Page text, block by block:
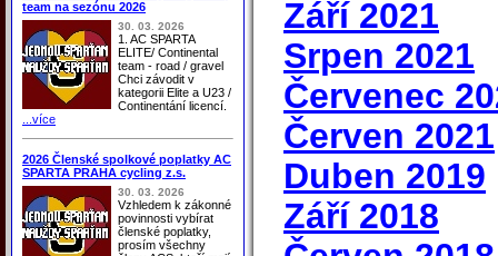
team na sezónu 2026
30. 03. 2026
1. AC SPARTA
ELITE/ Continental
team - road / gravel
Chci závodit v
kategorii Elite a U23 /
Continentání licencí.
...více
2026 Členské spolkové poplatky AC
SPARTA PRAHA cycling z.s.
30. 03. 2026
Vzhledem k zákonné
povinnosti vybírat
členské poplatky,
prosím všechny
Září 2021
Srpen 2021
Červenec
Červen 2021
Duben 2019
Září 2018